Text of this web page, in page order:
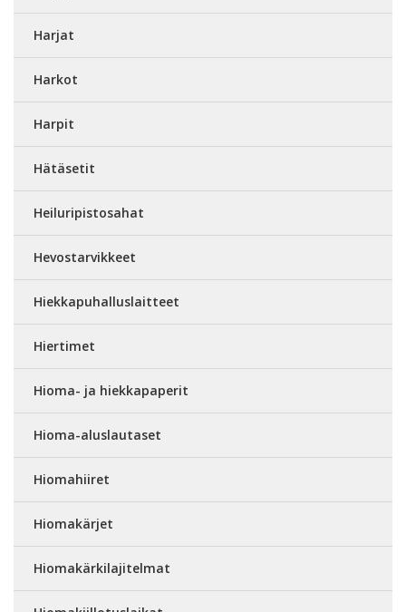
Harjat
Harkot
Harpit
Hätäsetit
Heiluripistosahat
Hevostarvikkeet
Hiekkapuhalluslaitteet
Hiertimet
Hioma- ja hiekkapaperit
Hioma-aluslautaset
Hiomahiiret
Hiomakärjet
Hiomakärkilajitelmat